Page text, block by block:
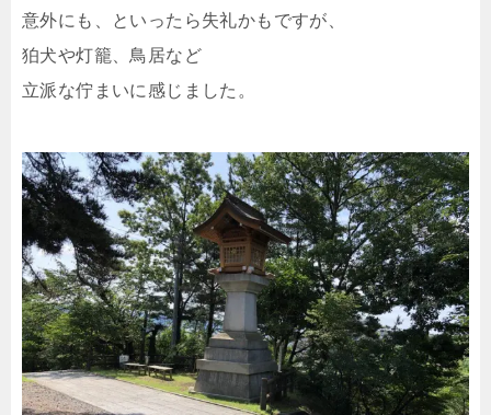
意外にも、といったら失礼かもですが、
狛犬や灯籠、鳥居など
立派な佇まいに感じました。